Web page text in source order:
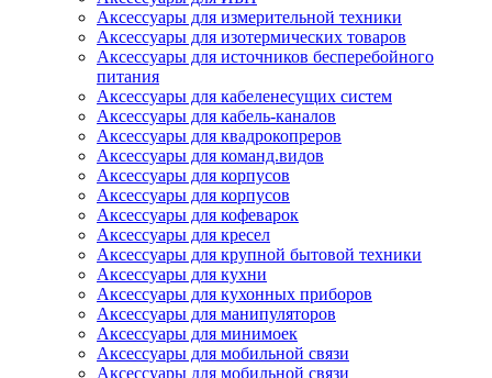
Аксессуары для измерительной техники
Аксессуары для изотермических товаров
Аксессуары для источников бесперебойного
питания
Аксессуары для кабеленесущих систем
Аксессуары для кабель-каналов
Аксессуары для квадрокопреров
Аксессуары для команд.видов
Аксессуары для корпусов
Аксессуары для корпусов
Аксессуары для кофеварок
Аксессуары для кресел
Аксессуары для крупной бытовой техники
Аксессуары для кухни
Аксессуары для кухонных приборов
Аксессуары для манипуляторов
Аксессуары для минимоек
Аксессуары для мобильной связи
Аксессуары для мобильной связи